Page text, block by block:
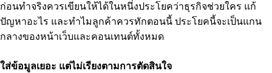
ก่อนทำจริงควรเขียนให้ได้ในหนึ่งประโยคว่าธุรกิจช่วยใคร แก้
ปัญหาอะไร และทำไมลูกค้าควรทักตอนนี้ ประโยคนี้จะเป็นแกน
กลางของหน้าเว็บและคอนเทนต์ทั้งหมด
ใส่ข้อมูลเยอะ แต่ไม่เรียงตามการตัดสินใจ